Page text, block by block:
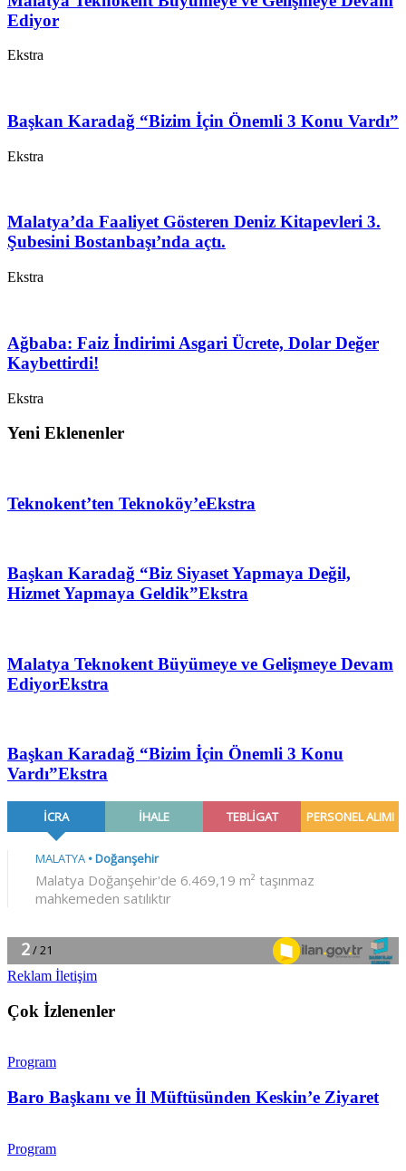
Ediyor
Ekstra
Başkan Karadağ “Bizim İçin Önemli 3 Konu Vardı”
Ekstra
Malatya’da Faaliyet Gösteren Deniz Kitapevleri 3.
Şubesini Bostanbaşı’nda açtı.
Ekstra
Ağbaba: Faiz İndirimi Asgari Ücrete, Dolar Değer
Kaybettirdi!
Ekstra
Yeni Eklenenler
Teknokent’ten Teknoköy’eEkstra
Başkan Karadağ “Biz Siyaset Yapmaya Değil,
Hizmet Yapmaya Geldik”Ekstra
Malatya Teknokent Büyümeye ve Gelişmeye Devam
EdiyorEkstra
Başkan Karadağ “Bizim İçin Önemli 3 Konu
Vardı”Ekstra
Reklam İletişim
Çok İzlenenler
Program
Baro Başkanı ve İl Müftüsünden Keskin’e Ziyaret
Program